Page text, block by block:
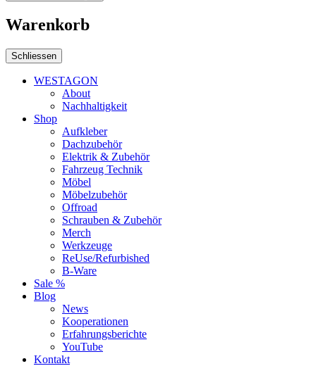
Warenkorb
Schliessen
WESTAGON
About
Nachhaltigkeit
Shop
Aufkleber
Dachzubehör
Elektrik & Zubehör
Fahrzeug Technik
Möbel
Möbelzubehör
Offroad
Schrauben & Zubehör
Merch
Werkzeuge
ReUse/Refurbished
B-Ware
Sale %
Blog
News
Kooperationen
Erfahrungsberichte
YouTube
Kontakt